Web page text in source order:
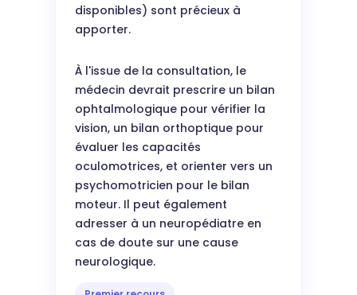
disponibles) sont précieux à
apporter.
À l'issue de la consultation, le
médecin devrait prescrire un bilan
ophtalmologique pour vérifier la
vision, un bilan orthoptique pour
évaluer les capacités
oculomotrices, et orienter vers un
psychomotricien pour le bilan
moteur. Il peut également
adresser à un neuropédiatre en
cas de doute sur une cause
neurologique.